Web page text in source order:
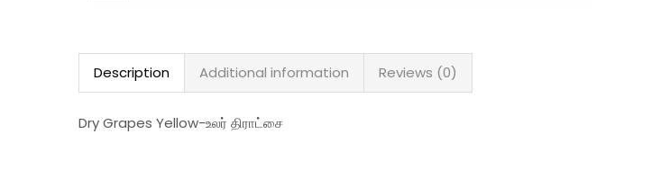
Description Additional information Reviews (0)
Dry Grapes Yellow-உலர் திராட்சை